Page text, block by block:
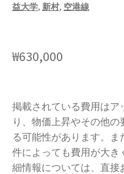
益大学, 新村, 空港線
₩630,000
掲載されている費用はア
り、物価上昇やその他
る可能性があります。
件によっても費用が大
細情報については、直接